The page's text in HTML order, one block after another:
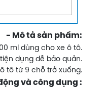
- Mô tả sản phẩm:
ml dùng cho xe ô tô.
dụng dễ bảo quản.
tô từ 9 chỗ trở xuống.
và công dụng :